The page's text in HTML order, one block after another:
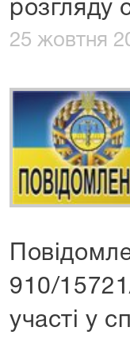
розгляду
25 жовтня
910/
участі у